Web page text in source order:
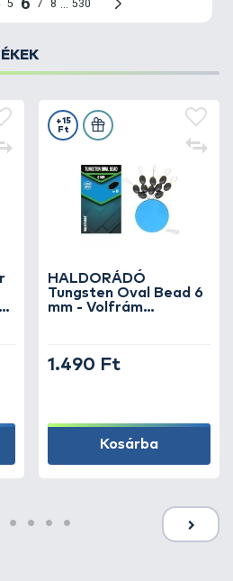
HALDORÁDÓ
Tungsten Oval Bead 6
mm - Volfrám
+15
Ft
1.490 Ft
Kosárba